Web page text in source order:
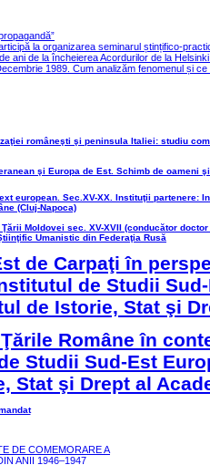
la organizarea seminarul ștințifico-
ani de la încheierea Acordurilor de la
1989. Cum analizăm fenomenul și ce
româneşti şi peninsula Italiei: studiu
şi Europa de Est. Schimb de
european. Sec.XV-XX. Instituţii
(Cluj-Napoca)
Moldovei sec. XV-XVII (conducător
Umanistic din Federaţia Rusă
de Carpaţi în
de Studii
de Istorie, Stat şi
Române în
Studii Sud-Est
Stat şi Drept al
DE COMEMORARE A
ANII 1946–1947